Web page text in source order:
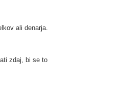
ali denarja.
zdaj, bi se to